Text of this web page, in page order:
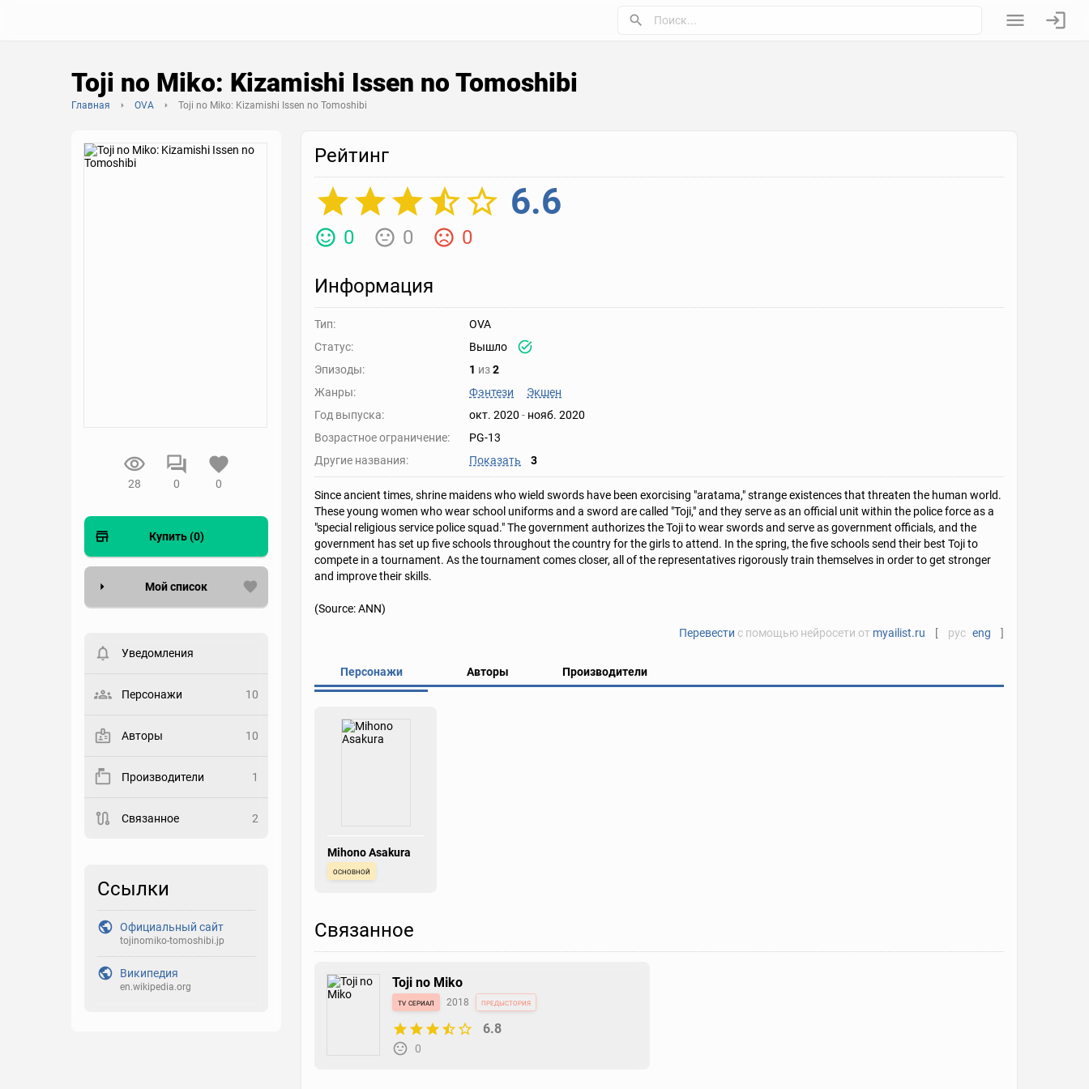
Toji no Miko: Kizamishi Issen no Tomoshibi
Главная OVA Toji no Miko: Kizamishi Issen no Tomoshibi
28 0 0
Купить (0)
Мой список
пользователи. Хотите
Статус
Закладка
Выберите рейтинг
Уведомления
Персонажи 10
Авторы 10
Производители 1
Связанное 2
Ссылки
Официальный сайт
tojinomiko-tomoshibi.jp
Википедия
en.wikipedia.org
Рейтинг
6.6
0 0 0
Информация
Тип:
OVA
Статус:
Вышло
Эпизоды:
1 из2
Жанры:
Фэнтези
Экшен
Год выпуска:
окт. 2020 - нояб. 2020
Возрастное ограничение:
PG-13
Другие названия:
Показать 3
Since ancient times, shrine maidens who wield swords have been exorcising "aratama," strange existences that threaten the human world.
These young women who wear school uniforms and a sword are called "Toji," and they serve as an official unit within the police force as a
"special religious service police squad." The government authorizes the Toji to wear swords and serve as government officials, and the
government has set up five schools throughout the country for the girls to attend. In the spring, the five schools send their best Toji to
compete in a tournament. As the tournament comes closer, all of the representatives rigorously train themselves in order to get stronger
and improve their skills.
(Source: ANN)
Перевести с помощью нейросети от myailist.ru [ рус eng ]
Персонажи Авторы Производители
Mihono Asakura
основной
Связанное
Toji no Miko
tv сериал 2018 предыстория
6.8
0